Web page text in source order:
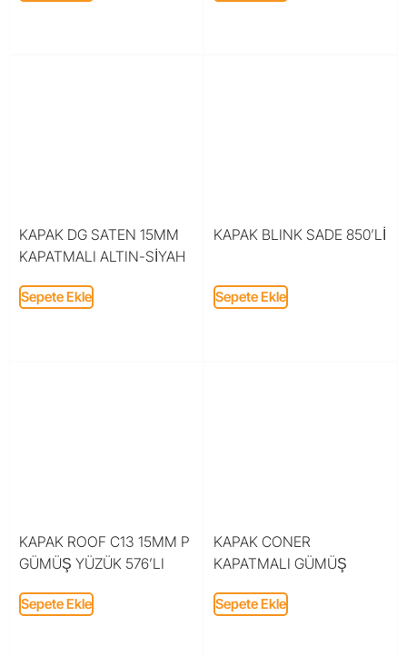
KAPAK DG SATEN 15MM
KAPATMALI ALTIN-SİYAH
Sepete Ekle
KAPAK BLINK SADE 850’Lİ
Sepete Ekle
KAPAK ROOF C13 15MM P
GÜMÜŞ YÜZÜK 576’LI
Sepete Ekle
KAPAK CONER
KAPATMALI GÜMÜŞ
Sepete Ekle